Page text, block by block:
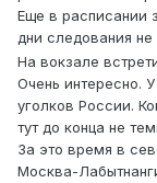
Еще в расписании
дни следования
На вокзале
Очень интересно.
уголков России.
тут до конца не
За это время в
Москва-